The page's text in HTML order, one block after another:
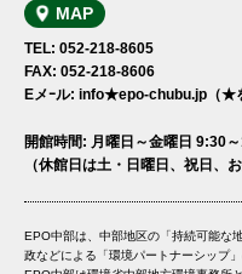
MAP
TEL: 052-218-8605
FAX: 052-218-8606
Eメｰル: info★epo-chubu.jp（★
開館時間: 月曜日～金曜日 9:30
（休館日は土・日曜日、祝日、
EPO中部は、中部地区の「持続可能な
政などによる「環境パートナーシップ